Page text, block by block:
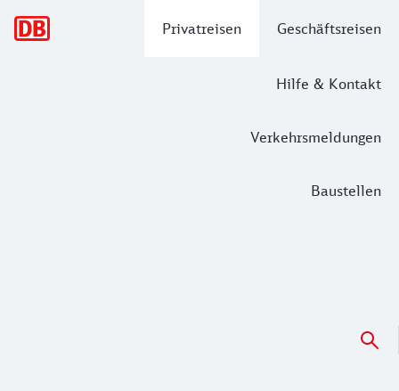
Privatreisen Geschäftsreisen
Hilfe & Kontakt
Verkehrsmeldungen
Baustellen